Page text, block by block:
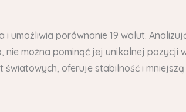
umożliwia porównanie 19 walut.
można pominąć jej unikalnej pozycji
oferuje stabilność i